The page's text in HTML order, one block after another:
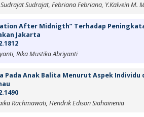
Sudrajat, Febriana Febriana, Y.Kalvein M.
After Midnigth” Terhadap
Jakarta
Rika Mustika Abriyanti
Pada Anak Balita Menurut Aspek Individu
Rachmawati, Hendrik Edison Siahainenia